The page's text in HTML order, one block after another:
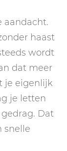
aandacht.
haast
wordt
dat meer
je eigenlijk
je letten
Dat
snelle